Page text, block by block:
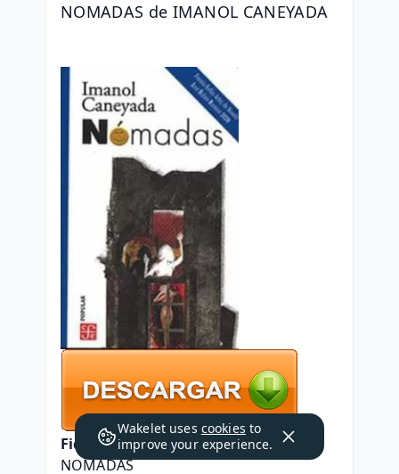
NOMADAS de IMANOL CANEYADA
Ficha técnica
NOMADAS
Wakelet uses cookies to
improve your experience.